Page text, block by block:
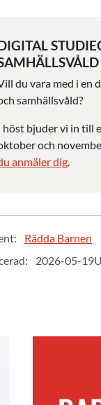
ill du vara med i en
samhällsvåld?
höst bjuder vi in till
och
anmälerdig.
Rädda Barnen
2026-05-19